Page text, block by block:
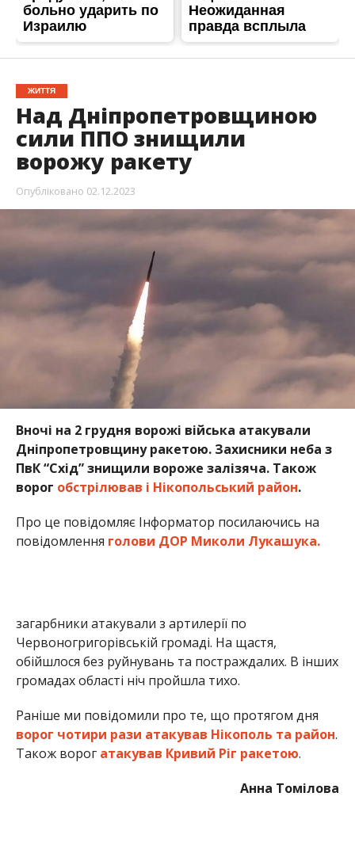
Вночі на 2 грудня ворожі війська атакували
Дніпропетровщину ракетою. Захисники неба з
ПвК “Схід” знищили вороже залізяча. Також
обстрілював і Нікопольський район.
Про це повідомляє Інформатор посилаючись на
повідомлення
голови ДОР Миколи Лукашука.
загарбники атакували з артилерії по
Червоногригорівській громаді. На щастя,
обійшлося без руйнувань та постраждалих. В інших
громадах області ніч пройшла тихо.
Раніше ми повідомили про те, що протягом дня
ворог чотири рази атакував Нікополь та район
Також ворогатакував Кривий Ріг ракетою.